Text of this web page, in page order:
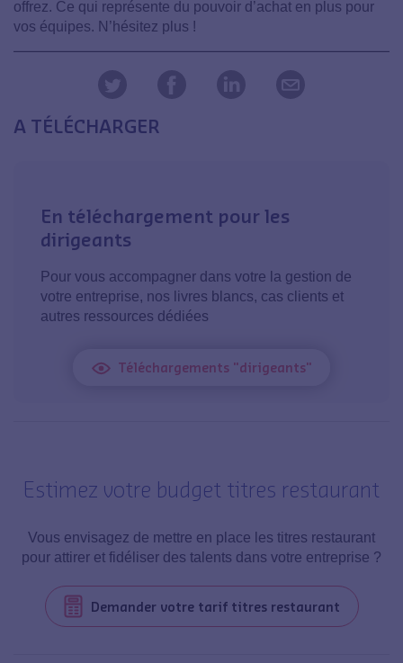
offrez. Ce qui représente du pouvoir d’achat en plus pour
vos équipes. N’hésitez plus !
A TÉLÉCHARGER
En téléchargement pour les
dirigeants
Pour vous accompagner dans votre la gestion de
votre entreprise, nos livres blancs, cas clients et
autres ressources dédiées
Téléchargements "dirigeants"
Estimez votre budget titres restaurant
Vous envisagez de mettre en place les titres restaurant
pour attirer et fidéliser des talents dans votre entreprise ?
Demander votre tarif titres restaurant